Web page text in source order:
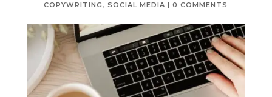
COPYWRITING,SOCIAL MEDIA |0 COMMENTS